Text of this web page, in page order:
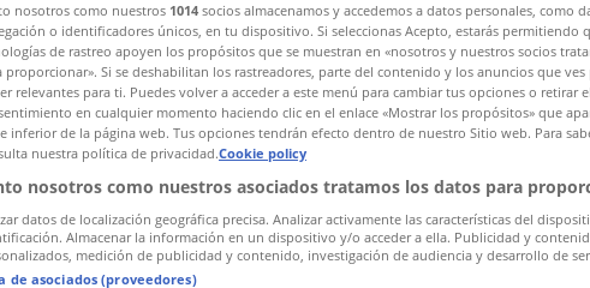
Kläder, Skor och AccessoarerElektronik och VitvarorSport
och KontorsmaterialResorBanker
nosotros como nuestros 1014 socios almacenamos y accedemos a datos personales, como
o identificadores únicos, en tu dispositivo. Si seleccionas Acepto, estarás permitiendo
de rastreo apoyen los propósitos que se muestran en «nosotros y nuestros socios
proporcionar». Si se deshabilitan los rastreadores, parte del contenido y los anuncios que
relevantes para ti. Puedes volver a acceder a este menú para cambiar tus opciones o retirar el
en cualquier momento haciendo clic en el enlace «Mostrar los propósitos» que
inferior de la página web. Tus opciones tendrán efecto dentro de nuestro Sitio web. Para
nuestra política de privacidad.Cookie policy
nosotros como nuestros asociados tratamos los datos para
datos de localización geográfica precisa. Analizar activamente las características del
Almacenar la información en un dispositivo y/o acceder a ella. Publicidad y
medición de publicidad y contenido, investigación de audiencia y desarrollo de
de asociados (proveedores)